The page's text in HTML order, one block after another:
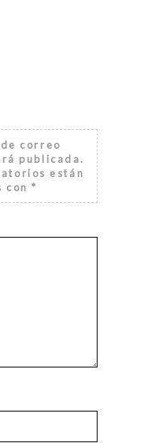
correo
publicada.
están
con*